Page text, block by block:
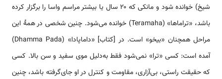
شیخ) خوانده شود و مانکی که ۲۰ سال یا بیشتر مراسم واسا را برگزار کرده
باشد، «تراماها» (Teramaha) خوانده می‌شود. چنین شخصی در همهٔ این
مراحل همچنان «بیخو» است. در [کتاب] «داماپادا» (Dhamma Pada)
آمده است: کسی «ترا» نمی‌شود فقط به‌دلیل موی سفید و سن بالا. کسی
که حقیقت راستی، بی‌آزاری، مقاومت و کنترل در او جای‌گرفته باشد، چنین